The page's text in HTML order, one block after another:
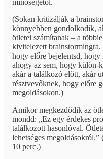
minőségétől.
(Sokan kritizálják a
könnyebben gondolkodik,
ötletei számítanak – a
kivitelezett brainstormingra.
hogy előre bejelentsd,
ahogy az sem, hogy külön-
akár a találkozó előtt, akár
résztvevőknek, hogy előre
megoldásokon.)
Amikor megkezdődik az
mondd: „Ez egy érdekes
találkozott hasonlóval.
lehetséges
10 perc.)